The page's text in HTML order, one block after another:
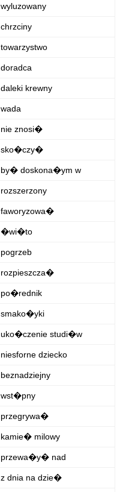
wyluzowany
chrzciny
towarzystwo
doradca
daleki krewny
wada
nie znosi�
sko�czy�
by� doskona�ym w
rozszerzony
faworyzowa�
�wi�to
pogrzeb
rozpieszcza�
po�rednik
smako�yki
uko�czenie studi�w
niesforne dziecko
beznadziejny
wst�pny
przegrywa�
kamie� milowy
przewa�y� nad
z dnia na dzie�